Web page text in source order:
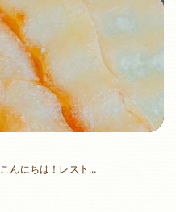
こんにちは！レスト…